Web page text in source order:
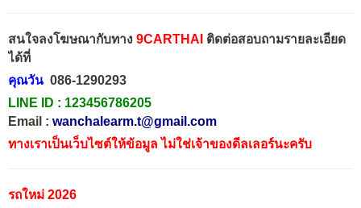
สนใจลงโฆษณากับทาง 9CARTHAI ติดต่อสอบถามรายละเอียด
ได้ที่
คุณวัน 086-1290293
LINE ID : 123456786205
Email : wanchalearm.t@gmail.com
ทางเราเป็นเว็บไซต์ให้ข้อมูล ไม่ใช่เจ้าของดีลเลอร์นะครับ
รถใหม่ 2026